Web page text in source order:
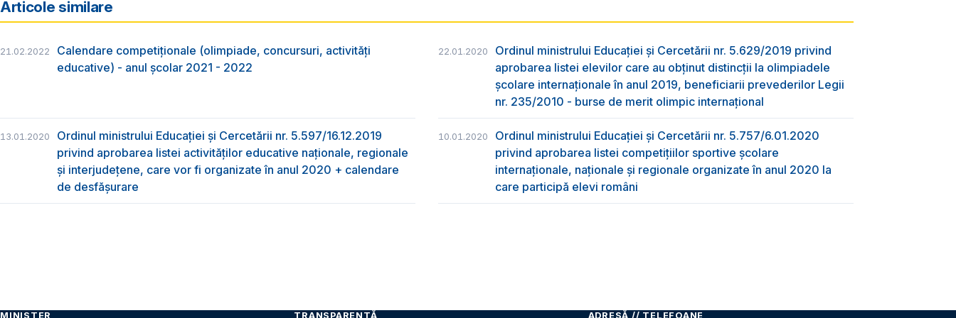
Articole similare
21.02.2022
Calendare competiționale (olimpiade, concursuri, activități
educative) - anul școlar 2021 - 2022
22.01.2020
Ordinul ministrului Educației și Cercetării nr. 5.629/2019 privind
aprobarea listei elevilor care au obţinut distincţii la olimpiadele
şcolare internaţionale în anul 2019, beneficiarii prevederilor Legii
nr. 235/2010 - burse de merit olimpic internațional
13.01.2020
Ordinul ministrului Educației și Cercetării nr. 5.597/16.12.2019
privind aprobarea listei activităților educative naționale, regionale
și interjudețene, care vor fi organizate în anul 2020 + calendare
de desfășurare
10.01.2020
Ordinul ministrului Educației și Cercetării nr. 5.757/6.01.2020
privind aprobarea listei competițiilor sportive școlare
internaționale, naționale și regionale organizate în anul 2020 la
care participă elevi români
MINISTER TRANSPARENȚĂ ADRESĂ // TELEFOANE